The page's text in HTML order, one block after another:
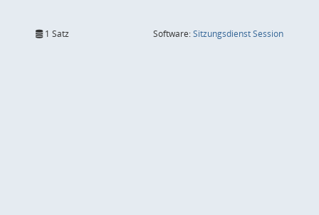
1 Satz Software:SitzungsdienstSession(Wird in